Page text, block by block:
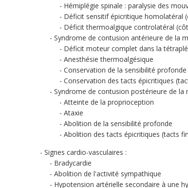
Hémiplégie spinale : paralysie des
Déficit sensitif épicritique homolatéral
Déficit thermoalgique controlatéral
Syndrome de contusion antérieure de la
Déficit moteur complet dans la
Anesthésie thermoalgésique
Conservation de la sensibilité profonde
Conservation des tacts épicritiques
Syndrome de contusion postérieure de la
Atteinte de la proprioception
Ataxie
Abolition de la sensibilité profonde
Abolition des tacts épicritiques (tacts
Signes cardio-vasculaires :
Bradycardie
Abolition de l'activité sympathique
Hypotension artérielle secondaire à une